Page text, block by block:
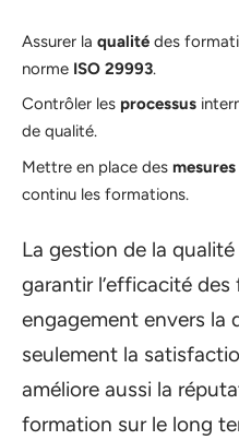
Assurer la qualité des
norme ISO 29993.
Contrôler les processus
de qualité.
Mettre en place des
continu les formations.
La gestion de la
garantir l’efficacité
engagement envers la
seulement la
améliore aussi la
formation sur le long